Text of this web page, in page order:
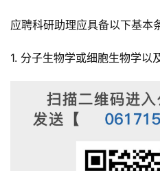
应聘科研助理应具备以下基本
1. 分子生物学或细胞生物学以